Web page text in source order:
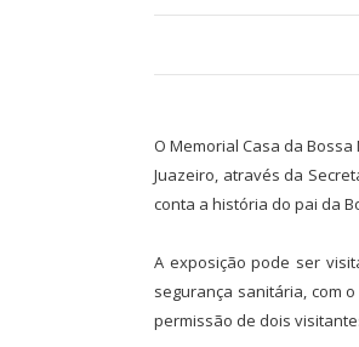
O Memorial Casa da
Juazeiro, através da
conta a história do pai da
A exposição pode ser
segurança sanitária, com
permissão de dois